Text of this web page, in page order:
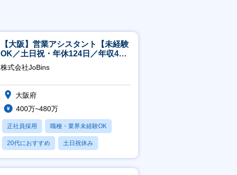
【大阪】営業アシスタント【未経験
OK／土日祝・年休124日／年収400
万～／転勤なし】
株式会社JoBins
大阪府
400万~480万
正社員採用 職種・業界未経験OK
20代におすすめ 土日祝休み
休日120日以上